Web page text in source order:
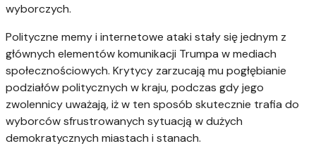
wyborczych.
Polityczne memy i internetowe ataki stały się jednym z
głównych elementów komunikacji Trumpa w mediach
społecznościowych. Krytycy zarzucają mu pogłębianie
podziałów politycznych w kraju, podczas gdy jego
zwolennicy uważają, iż w ten sposób skutecznie trafia do
wyborców sfrustrowanych sytuacją w dużych
demokratycznych miastach i stanach.